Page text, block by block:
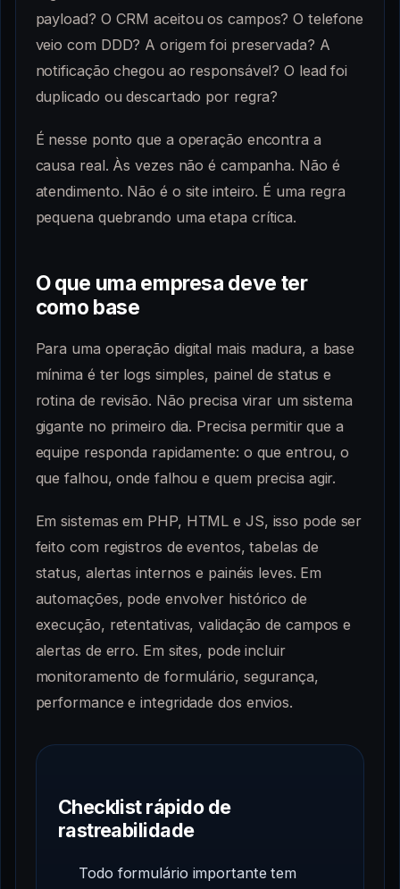
payload? O CRM aceitou os campos? O telefone
veio com DDD? A origem foi preservada? A
notificação chegou ao responsável? O lead foi
duplicado ou descartado por regra?
É nesse ponto que a operação encontra a
causa real. Às vezes não é campanha. Não é
atendimento. Não é o site inteiro. É uma regra
pequena quebrando uma etapa crítica.
O que uma empresa deve ter
como base
Para uma operação digital mais madura, a base
mínima é ter logs simples, painel de status e
rotina de revisão. Não precisa virar um sistema
gigante no primeiro dia. Precisa permitir que a
equipe responda rapidamente: o que entrou, o
que falhou, onde falhou e quem precisa agir.
Em sistemas em PHP, HTML e JS, isso pode ser
feito com registros de eventos, tabelas de
status, alertas internos e painéis leves. Em
automações, pode envolver histórico de
execução, retentativas, validação de campos e
alertas de erro. Em sites, pode incluir
monitoramento de formulário, segurança,
performance e integridade dos envios.
Checklist rápido de
rastreabilidade
Todo formulário importante tem